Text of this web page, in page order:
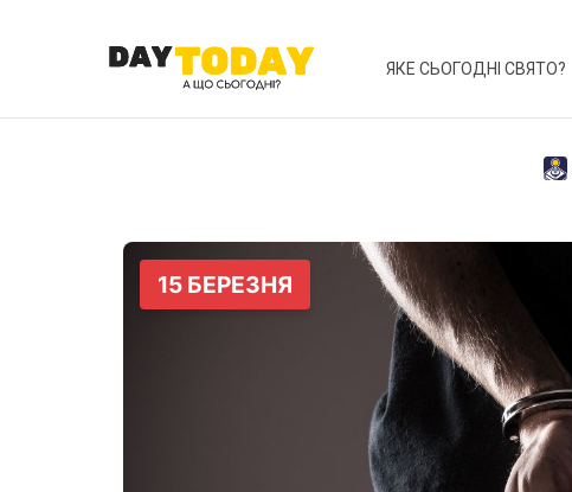
ЯКЕ СЬОГОДНІ СВЯТО?